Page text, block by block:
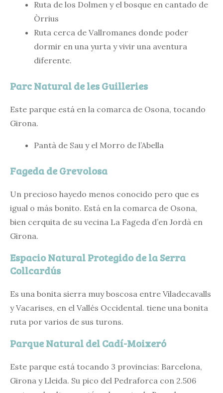
Ruta de los Dolmen y el bosque en cantado de
Òrrius
Ruta cerca de Vallromanes donde poder
dormir en una yurta y vivir una aventura
diferente.
Parc Natural de les Guilleries
Este parque está en la comarca de Osona, tocando
Girona.
Pantà de Sau y el Morro de l’Abella
Fageda de Grevolosa
Un precioso hayedo menos conocido pero que es
igual o más bonito. Está en la comarca de Osona,
bien cerquita de su vecina La Fageda d’en Jordà en
Girona.
Espacio Natural Protegido de la Serra
Collcardús
Es una bonita sierra muy boscosa entre Viladecavalls
y Vacarises, en el Vallés Occidental. tiene una bonita
ruta por varios de sus turons.
Parque Natural del Cadí-Moixeró
Este parque está tocando 3 provincias: Barcelona,
Girona y Lleida. Su pico del Pedraforca con 2.506